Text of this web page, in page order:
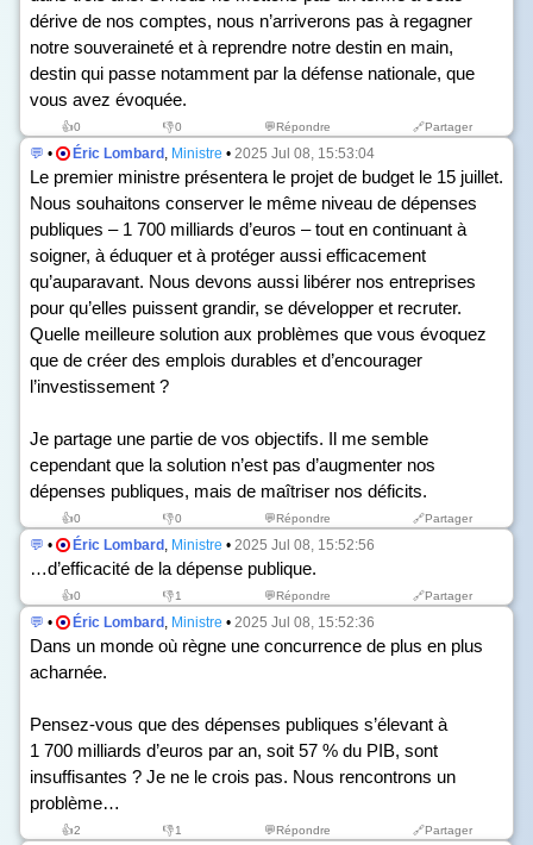
dérive de nos comptes, nous n’arriverons pas à regagner
notre souveraineté et à reprendre notre destin en main,
destin qui passe notamment par la défense nationale, que
vous avez évoquée.
👍0 👎0 💬Répondre 🔗Partager
💬 • Éric Lombard , Ministre • 2025 Jul 08, 15:53:04
Le premier ministre présentera le projet de budget le 15 juillet.
Nous souhaitons conserver le même niveau de dépenses
publiques – 1 700 milliards d’euros – tout en continuant à
soigner, à éduquer et à protéger aussi efficacement
qu’auparavant. Nous devons aussi libérer nos entreprises
pour qu’elles puissent grandir, se développer et recruter.
Quelle meilleure solution aux problèmes que vous évoquez
que de créer des emplois durables et d’encourager
l’investissement ?
Je partage une partie de vos objectifs. Il me semble
cependant que la solution n’est pas d’augmenter nos
dépenses publiques, mais de maîtriser nos déficits.
👍0 👎0 💬Répondre 🔗Partager
💬 • Éric Lombard , Ministre • 2025 Jul 08, 15:52:56
…d’efficacité de la dépense publique.
👍0 👎1 💬Répondre 🔗Partager
💬 • Éric Lombard , Ministre • 2025 Jul 08, 15:52:36
Dans un monde où règne une concurrence de plus en plus
acharnée.
Pensez-vous que des dépenses publiques s’élevant à
1 700 milliards d’euros par an, soit 57 % du PIB, sont
insuffisantes ? Je ne le crois pas. Nous rencontrons un
problème…
👍2 👎1 💬Répondre 🔗Partager